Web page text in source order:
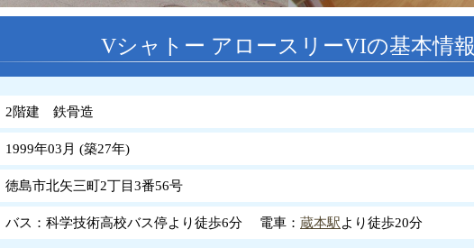
Vシャトー アロースリーVIの基本情報
2階建 鉄骨造
1999年03月 (築27年)
徳島市北矢三町2丁目3番56号
バス：科学技術高校バス停より徒歩6分 電車： 蔵本駅より徒歩20分